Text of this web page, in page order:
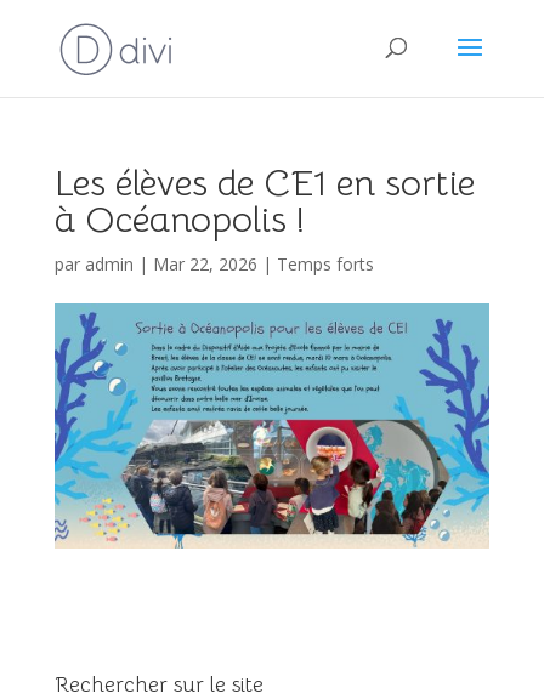
Les élèves de CE1 en sortie
à Océanopolis !
par admin | Mar 22, 2026 | Temps forts
Rechercher sur le site